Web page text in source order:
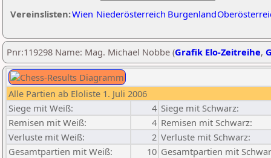
Vereinslisten:Wien Niederösterreich Burgenland
Pnr:119298 Name: Mag. Michael Nobbe (Grafik Elo-Zeitreihe,
Alle Partien ab Eloliste 1. Juli 2006
Siege mit Weiß:
4 Siege mit Schwarz:
Remisen mit Weiß:
4 Remisen mit Schwarz:
Verluste mit Weiß:
2 Verluste mit Schwarz:
Gesamtpartien mit Weiß:
10 Gesamtpartien mit